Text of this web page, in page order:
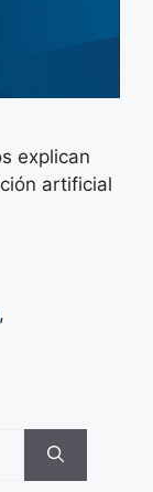
explican
artificial
,